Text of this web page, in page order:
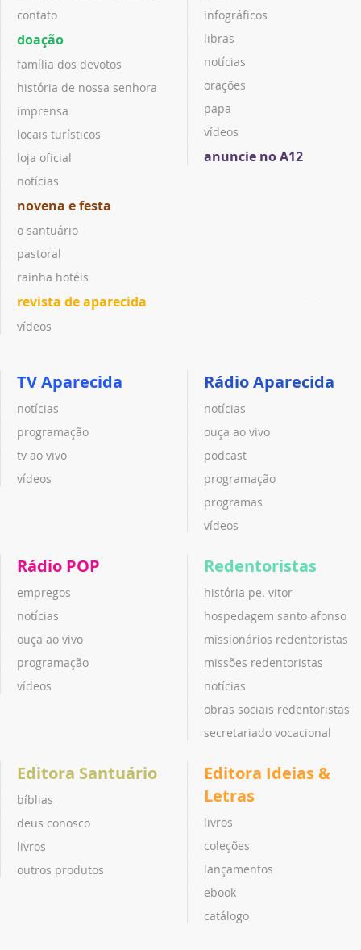
contato
doação
família dos devotos
história de nossa senhora
imprensa
locais turísticos
loja oficial
notícias
novena e festa
o santuário
pastoral
rainha hotéis
revista de aparecida
vídeos
infográficos
libras
notícias
orações
papa
vídeos
anuncie no A12
TV Aparecida
notícias
programação
tv ao vivo
vídeos
Rádio Aparecida
notícias
ouça ao vivo
podcast
programação
programas
vídeos
Rádio POP
empregos
notícias
ouça ao vivo
programação
vídeos
Redentoristas
história pe. vitor
hospedagem santo afonso
missionários redentoristas
missões redentoristas
notícias
obras sociais redentoristas
secretariado vocacional
Editora Santuário
bíblias
deus conosco
livros
outros produtos
Editora Ideias &
Letras
livros
coleções
lançamentos
ebook
catálogo